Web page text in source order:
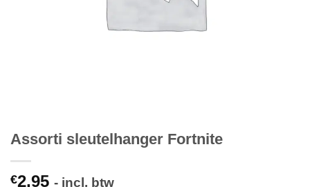
Assorti sleutelhanger Fortnite
€2,95 - incl. btw